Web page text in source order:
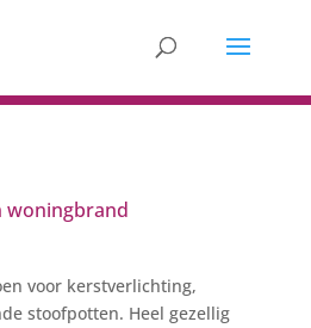
woningbrand
voor kerstverlichting,
stoofpotten. Heel gezellig